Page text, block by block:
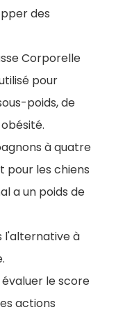
des
Corporelle
pour
poids, de
à quatre
pour les chiens
a un poids de
l'alternative à
le score
actions